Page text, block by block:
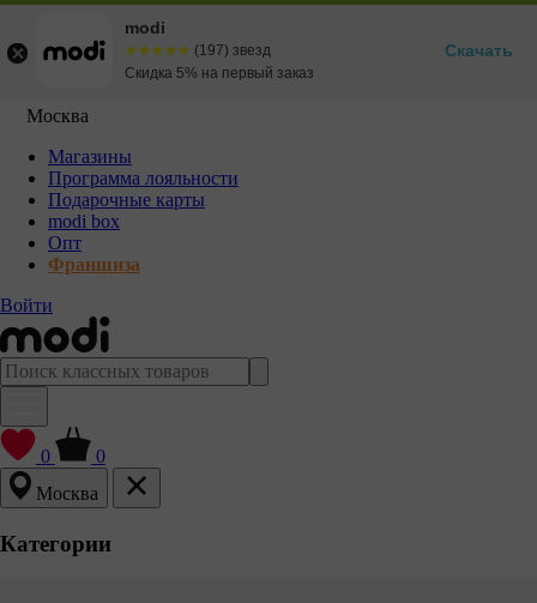
Москва
Магазины
Программа лояльности
Подарочные карты
modi box
Опт
Франшиза
Войти
0
0
Москва
Категории
modi
☆☆☆☆☆
★★★★★ (197) звезд
Скидка 5% на первый заказ
Скачать